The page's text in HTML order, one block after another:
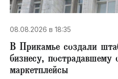
08.08.2026 в 18:35
В Прикамье создали
бизнесу, пострадавшему
маркетплейсы